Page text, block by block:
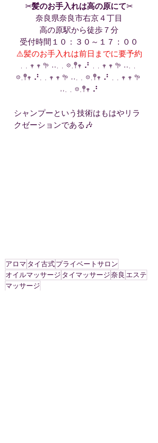
✂︎髪のお手入れは高の原にて✂︎
奈良県奈良市右京４丁目
高の原駅から徒歩７分
受付時間１０：３０～１７：００
⚠️髪のお手入れは前日までに要予約
. . 𖥧 𖥧 𖧧 ˒˒. . 𖡼.𖤣𖥧 ⠜ . . 𖥧 𖥧 𖧧 ˒˒. .
𖡼.𖤣𖥧 ⠜. . 𖥧 𖥧 𖧧 ˒˒. . 𖡼.𖤣𖥧 ⠜ . . 𖥧 𖥧 𖧧
˒˒. . 𖡼.𖤣𖥧 ⠜
シャンプーという技術はもはやリラ
クゼーションである🎶
アロマ タイ古式プライベートサロン
オイルマッサージ タイマッサージ奈良 エステ
マッサージ